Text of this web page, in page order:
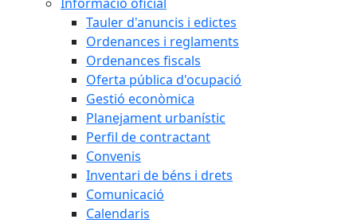
Tauler d'anuncis i edictes
Ordenances i reglaments
Ordenances fiscals
Oferta pública d'ocupació
Gestió econòmica
Planejament urbanístic
Perfil de contractant
Convenis
Inventari de béns i drets
Comunicació
Calendaris